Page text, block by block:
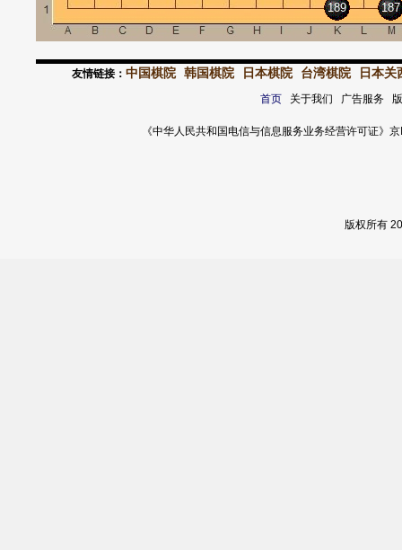
187
189
友情链接： 中国棋院 韩国棋院 日本棋院 台湾棋院 日本关
首页关于我们 广告服务
《中华人民共和国电信与信息服务业务经营许可证
版权所有